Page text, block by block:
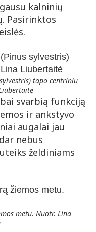
kalninių
Pasirinktos
tapo centriniu
svarbią funkciją
ir ankstyvo
augalai jau
nebus
želdiniams
metu. Nuotr. Lina